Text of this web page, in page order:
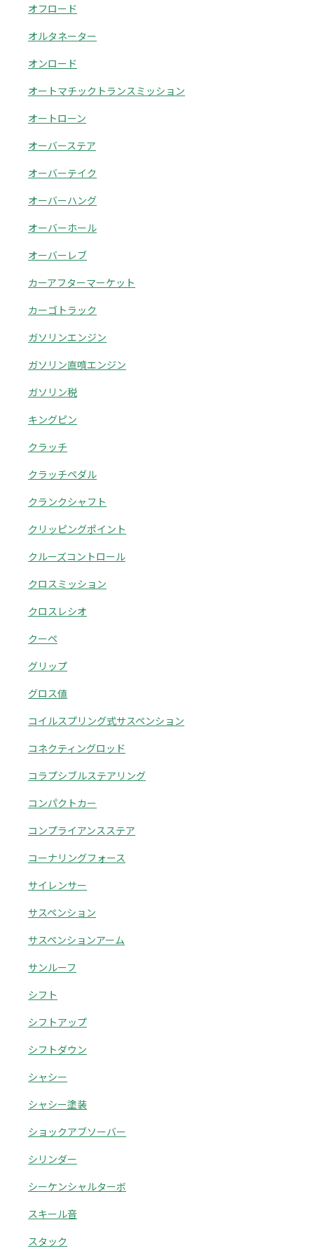
オフロード
オルタネーター
オンロード
オートマチックトランスミッション
オートローン
オーバーステア
オーバーテイク
オーバーハング
オーバーホール
オーバーレブ
カーアフターマーケット
カーゴトラック
ガソリンエンジン
ガソリン直噴エンジン
ガソリン税
キングピン
クラッチ
クラッチペダル
クランクシャフト
クリッピングポイント
クルーズコントロール
クロスミッション
クロスレシオ
クーペ
グリップ
グロス値
コイルスプリング式サスペンション
コネクティングロッド
コラプシブルステアリング
コンパクトカー
コンプライアンスステア
コーナリングフォース
サイレンサー
サスペンション
サスペンションアーム
サンルーフ
シフト
シフトアップ
シフトダウン
シャシー
シャシー塗装
ショックアブソーバー
シリンダー
シーケンシャルターボ
スキール音
スタック